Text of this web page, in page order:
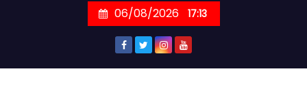
06/08/2026 17:13